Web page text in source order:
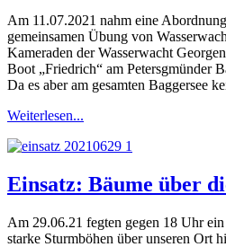
Am 11.07.2021 nahm eine
gemeinsamen Übung von
Kameraden der Wasserwacht
Boot „Friedrich“ am Petersgmünder
Da es aber am gesamten Baggersee
Weiterlesen...
Einsatz: Bäume über
Am 29.06.21 fegten gegen 18 Uhr
starke Sturmböhen über unseren Ort